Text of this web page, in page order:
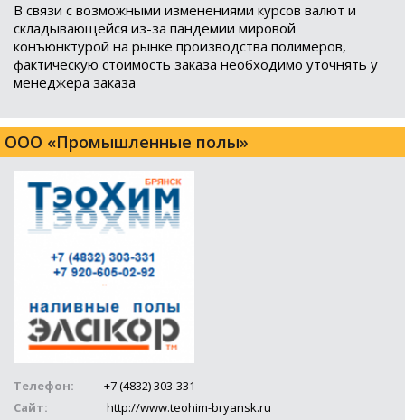
В связи с возможными изменениями курсов валют и
складывающейся из-за пандемии мировой
конъюнктурой на рынке производства полимеров,
фактическую стоимость заказа необходимо уточнять у
менеджера заказа
ООО «Промышленные полы»
Телефон:
+7 (4832) 303-331
Сайт:
http://www.teohim-bryansk.ru